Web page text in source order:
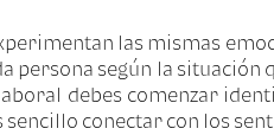
las mismas
persona según la
debes comenzar
conectar con los